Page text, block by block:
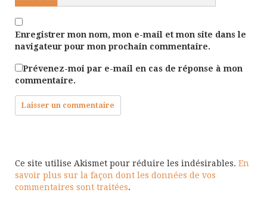
Enregistrer mon nom, mon e-mail et mon site dans le
navigateur pour mon prochain commentaire.
Prévenez-moi par e-mail en cas de réponse à mon
commentaire.
Ce site utilise Akismet pour réduire les indésirables. En
savoir plus sur la façon dont les données de vos
commentaires sont traitées.